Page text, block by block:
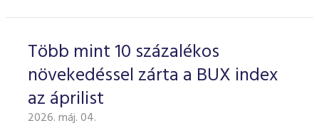
Több mint 10 százalékos
növekedéssel zárta a BUX index
az áprilist
2026. máj. 04.